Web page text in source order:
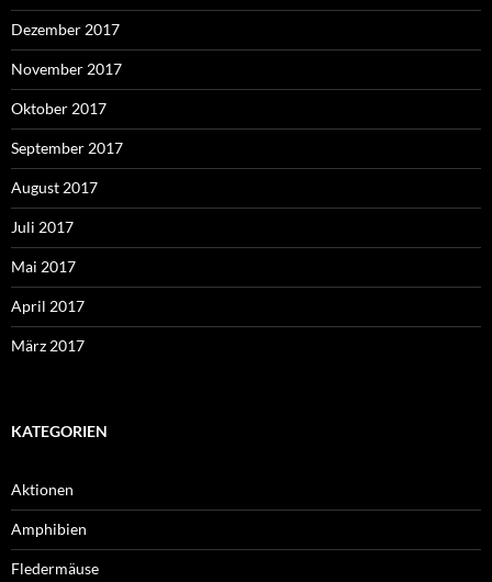
Dezember 2017
November 2017
Oktober 2017
September 2017
August 2017
Juli 2017
Mai 2017
April 2017
März 2017
KATEGORIEN
Aktionen
Amphibien
Fledermäuse